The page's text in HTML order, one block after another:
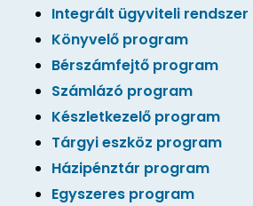
Integrált ügyviteli rendszer
Könyvelő program
Bérszámfejtő program
Számlázó program
Készletkezelő program
Tárgyi eszköz program
Házipénztár program
Egyszeres program